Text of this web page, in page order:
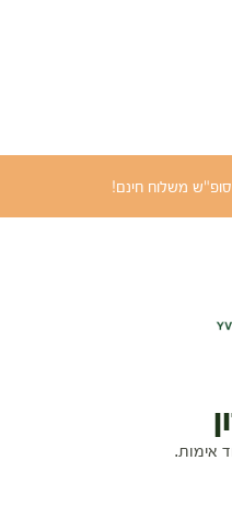
סופ"ש משלוח חינם!